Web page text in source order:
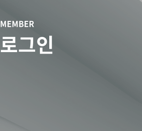
MEMBER
로그인